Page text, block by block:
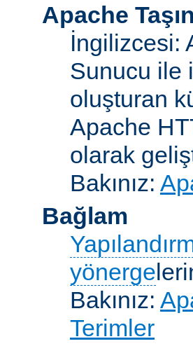
Apache
İngilizcesi:
Sunucu ile
oluşturan
Apache
olarak
Bakınız:
Bağlam
yönerge
Bakınız:
Terimler